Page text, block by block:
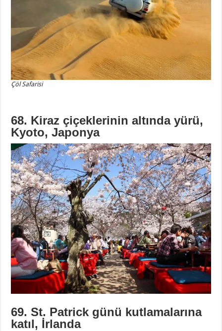
Çöl Safarisi
68. Kiraz çiçeklerinin altında yürü,
Kyoto, Japonya
69. St. Patrick günü kutlamalarına
katıl, İrlanda